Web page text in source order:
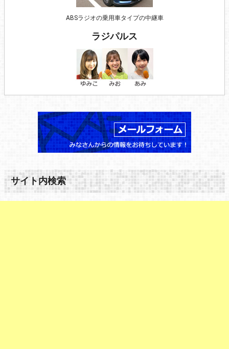
ABSラジオの乗用車タイプの中継車
ラジパルス
サイト内検索